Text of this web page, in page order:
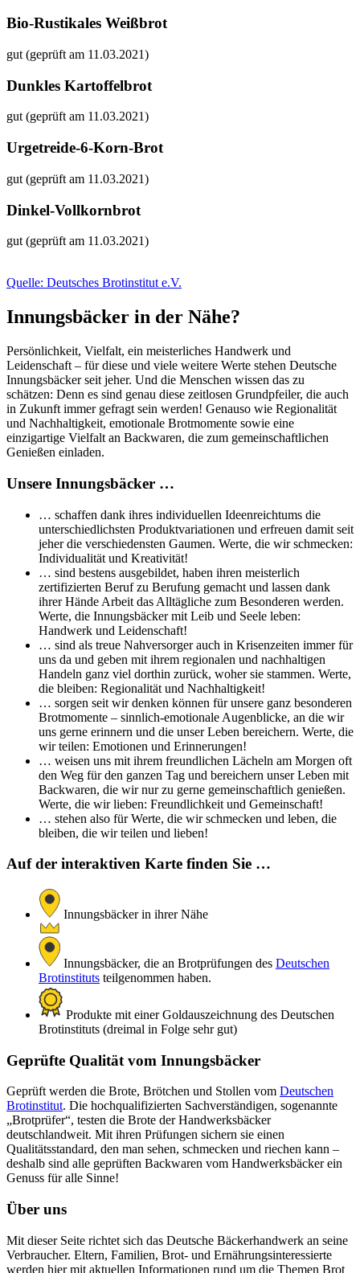
Bio-Rustikales Weißbrot
gut (geprüft am 11.03.2021)
Dunkles Kartoffelbrot
gut (geprüft am 11.03.2021)
Urgetreide-6-Korn-Brot
gut (geprüft am 11.03.2021)
Dinkel-Vollkornbrot
gut (geprüft am 11.03.2021)
Quelle: Deutsches Brotinstitut e.V.
Innungsbäcker in der Nähe?
Persönlichkeit, Vielfalt, ein meisterliches Handwerk und
Leidenschaft – für diese und viele weitere Werte stehen Deutsche
Innungsbäcker seit jeher. Und die Menschen wissen das zu
schätzen: Denn es sind genau diese zeitlosen Grundpfeiler, die auch
in Zukunft immer gefragt sein werden! Genauso wie Regionalität
und Nachhaltigkeit, emotionale Brotmomente sowie eine
einzigartige Vielfalt an Backwaren, die zum gemeinschaftlichen
Genießen einladen.
Unsere Innungsbäcker …
… schaffen dank ihres individuellen Ideenreichtums die
unterschiedlichsten Produktvariationen und erfreuen damit seit
jeher die verschiedensten Gaumen. Werte, die wir schmecken:
Individualität und Kreativität!
… sind bestens ausgebildet, haben ihren meisterlich
zertifizierten Beruf zu Berufung gemacht und lassen dank
ihrer Hände Arbeit das Alltägliche zum Besonderen werden.
Werte, die Innungsbäcker mit Leib und Seele leben:
Handwerk und Leidenschaft!
… sind als treue Nahversorger auch in Krisenzeiten immer für
uns da und geben mit ihrem regionalen und nachhaltigen
Handeln ganz viel dorthin zurück, woher sie stammen. Werte,
die bleiben: Regionalität und Nachhaltigkeit!
… sorgen seit wir denken können für unsere ganz besonderen
Brotmomente – sinnlich-emotionale Augenblicke, an die wir
uns gerne erinnern und die unser Leben bereichern. Werte, die
wir teilen: Emotionen und Erinnerungen!
… weisen uns mit ihrem freundlichen Lächeln am Morgen oft
den Weg für den ganzen Tag und bereichern unser Leben mit
Backwaren, die wir nur zu gerne gemeinschaftlich genießen.
Werte, die wir lieben: Freundlichkeit und Gemeinschaft!
… stehen also für Werte, die wir schmecken und leben, die
bleiben, die wir teilen und lieben!
Auf der interaktiven Karte finden Sie …
Innungsbäcker in ihrer Nähe
Innungsbäcker, die an Brotprüfungen des Deutschen
Brotinstituts teilgenommen haben.
Produkte mit einer Goldauszeichnung des Deutschen
Brotinstituts (dreimal in Folge sehr gut)
Geprüfte Qualität vom Innungsbäcker
Geprüft werden die Brote, Brötchen und Stollen vom Deutschen
Brotinstitut. Die hochqualifizierten Sachverständigen, sogenannte
„Brotprüfer“, testen die Brote der Handwerksbäcker
deutschlandweit. Mit ihren Prüfungen sichern sie einen
Qualitätsstandard, den man sehen, schmecken und riechen kann –
deshalb sind alle geprüften Backwaren vom Handwerksbäcker ein
Genuss für alle Sinne!
Über uns
Mit dieser Seite richtet sich das Deutsche Bäckerhandwerk an seine
Verbraucher. Eltern, Familien, Brot- und Ernährungsinteressierte
werden hier mit aktuellen Informationen rund um die Themen Brot